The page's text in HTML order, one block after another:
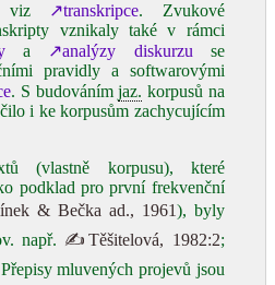
viz ↗transkripce. Zvukové
vznikaly také v rámci
a ↗analýzy diskurzu se
pravidly a softwarovými
. S budovánímjaz. korpusů na
i ke korpusům zachycujícím
(vlastně korpusu), které
podklad pro první frekvenční
& Bečka ad., 1961), byly
např. ✍Těšitelová, 1982:2;
mluvených projevů jsou